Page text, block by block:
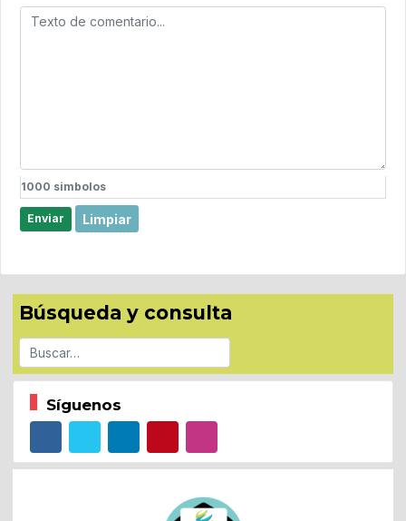
1000 simbolos
Enviar Limpiar
Búsqueda y consulta
Buscar
Síguenos